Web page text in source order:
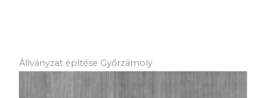
Állványzat építése Győrzámoly